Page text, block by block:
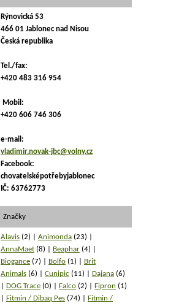
Rýnovická 53
466 01 Jablonec nad Nisou
Česká republika
Tel./fax:
+420 483 316 954
Mobil:
+420 606 746 306
e-mail:
vladimir.novak-jbc@volny.cz
Facebook:
chovatelsképotřebyjablonec
IČ: 63762773
Značky
Alavis (2) Animonda (23)
AnnaMaet (8) Beaphar (4)
Biogance (7) Bolfo (1)
Brit
Animals (6) Cunipic (11) Dajana (6)
DOG Trace (0) Falco (2) Fipron (1)
Fitmin / Dibaq Pes (74)
Fitmin /